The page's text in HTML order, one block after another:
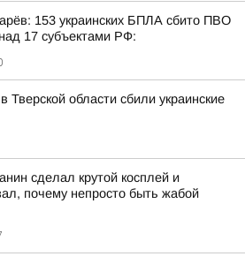
153 украинских БПЛА сбито ПВО
17 субъектами РФ:
Тверской области сбили украинские
сделал крутой косплей и
почему непросто быть жабой